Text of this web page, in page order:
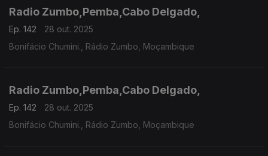
Radio Zumbo,Pemba,Cabo Delgado,
Ep. 142
28 out. 2025
Bonifácio Chumini., Rádio Zumbo, Moçambique
Radio Zumbo,Pemba,Cabo Delgado,
Ep. 142
28 out. 2025
Bonifácio Chumini., Rádio Zumbo, Moçambique